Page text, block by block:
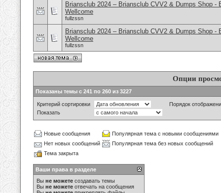
Briansclub 2024 – Briansclub CVV2 & Dumps Shop -
Wellcome
fullzssn
Briansclub 2024 – Briansclub CVV2 & Dumps Shop -
Wellcome
fullzssn
Опции
Показаны темы с 241 по 260 из 3227
Критерий сортировки
Порядок
Показать
Новые сообщения
Популярная тема с новыми сообщениями
Нет новых сообщений
Популярная тема без новых сообщений
Тема закрыта
Ваши права в разделе
Вы не можете создавать темы
Вы не можете отвечать на сообщения